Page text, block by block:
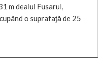
m dealul Fusarul,
o suprafaţă de 25